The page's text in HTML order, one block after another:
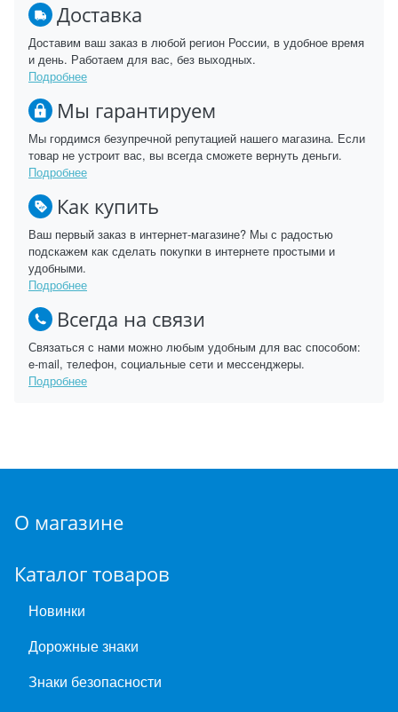
Доставка
Доставим ваш заказ в любой регион России, в удобное время
и день. Работаем для вас, без выходных.
Подробнее
Мы гарантируем
Мы гордимся безупречной репутацией нашего магазина. Если
товар не устроит вас, вы всегда сможете вернуть деньги.
Подробнее
Как купить
Ваш первый заказ в интернет-магазине? Мы с радостью
подскажем как сделать покупки в интернете простыми и
удобными.
Подробнее
Всегда на связи
Связаться с нами можно любым удобным для вас способом:
e-mail, телефон, социальные сети и мессенджеры.
Подробнее
О магазине
Каталог товаров
Новинки
Дорожные знаки
Знаки безопасности